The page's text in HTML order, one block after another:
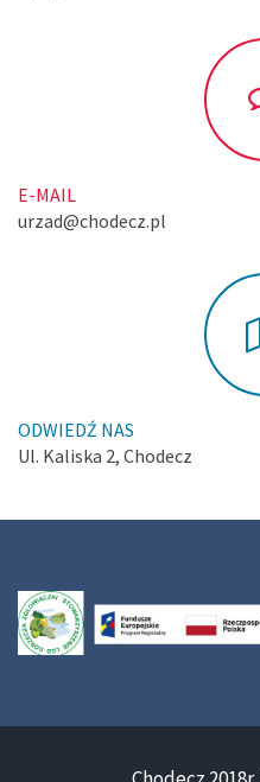
E-MAIL
urzad@chodecz.pl
ODWIEDŹ NAS
Ul. Kaliska 2, Chodecz